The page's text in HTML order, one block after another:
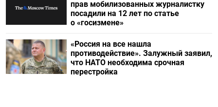
прав мобилизованных журналистку
посадили на 12 лет по статье
о «госизмене»
«Россия на все нашла
противодействие». Залужный заявил,
что НАТО необходима срочная
перестройка